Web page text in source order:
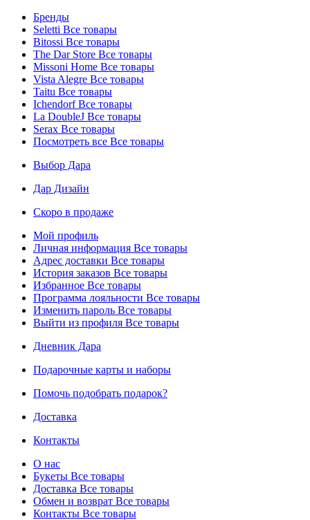
Бренды
Seletti Все товары
Bitossi Все товары
The Dar Store Все товары
Missoni Home Все товары
Vista Alegre Все товары
Taitu Все товары
IchendorfВсе товары
La DoubleJ Все товары
Serax Все товары
Посмотреть все Все товары
Выбор Дара
Дар Дизайн
Скоро в продаже
Мой профиль
Личная информация Все товары
Адрес доставки Все товары
История заказов Все товары
Избранное Все товары
Программа лояльности Все товары
Изменить пароль Все товары
Выйти из профиля Все товары
Дневник Дара
Подарочные карты и наборы
Помочь подобрать подарок?
Доставка
Контакты
О нас
Букеты Все товары
Доставка Все товары
Обмен и возврат Все товары
Контакты Все товары